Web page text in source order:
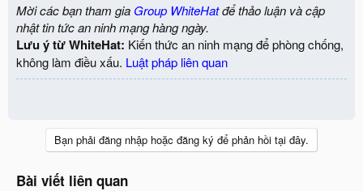
Mời các bạn tham gia Group WhiteHatđể thảo luận và cập
nhật tin tức an ninh mạng hàng ngày.
Lưu ý từ WhiteHat: Kiến thức an ninh mạng để phòng chống,
không làm điều xấu. Luật pháp liên quan
Bạn phải đăng nhập hoặc đăng ký để phản hồi tại đây.
Bài viết liên quan